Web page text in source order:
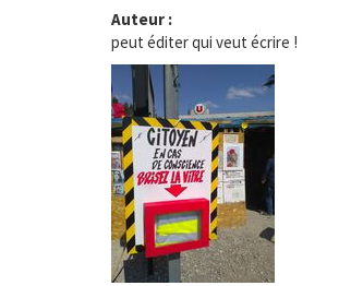
Auteur :
peut éditer qui veut écrire !